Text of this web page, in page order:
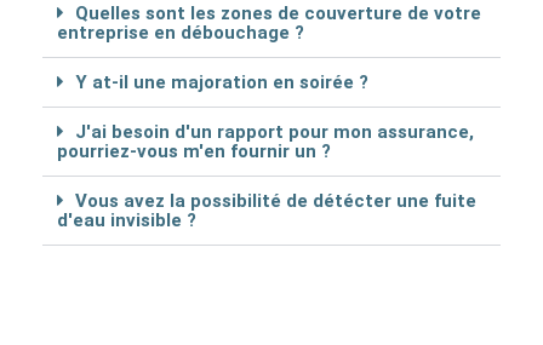
Quelles sont les zones de couverture de votre
entreprise en débouchage ?
Y at-il une majoration en soirée ?
J'ai besoin d'un rapport pour mon assurance,
pourriez-vous m'en fournir un ?
Vous avez la possibilité de détécter une fuite
d'eau invisible ?